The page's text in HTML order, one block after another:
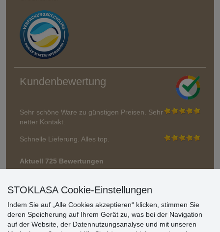
Kundenbewertung
Sehr schöne Ware zu günstigen Preisen. Sehr
netter Kontakt.
Schnelle Lieferung. Alles top.
Aktuell 725 Bewertungen
* Wir überprüfen keine Bewertungen
STOKLASA Cookie-Einstellungen
Indem Sie auf „Alle Cookies akzeptieren“ klicken, stimmen Sie
deren Speicherung auf Ihrem Gerät zu, was bei der Navigation
auf der Website, der Datennutzungsanalyse und mit unseren